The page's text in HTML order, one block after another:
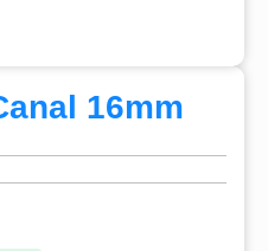
16mm